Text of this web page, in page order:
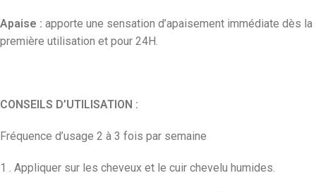
Apaise : apporte une sensation d’apaisement immédiate dès la
première utilisation et pour 24H.
CONSEILS D’UTILISATION :
Fréquence d’usage 2 à 3 fois par semaine
1 . Appliquer sur les cheveux et le cuir chevelu humides.